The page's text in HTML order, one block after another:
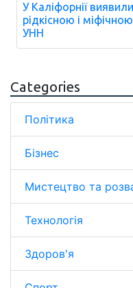
У Каліфорнії
рідкісною і
УНН
Categories
Політика
Бізнес
Мистецтво та
Технологія
Здоров'я